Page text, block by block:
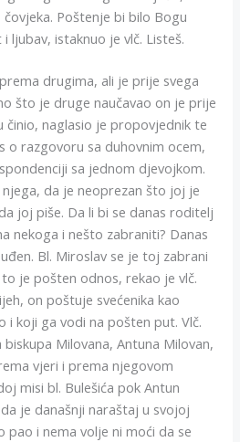
Poštenje bi bilo Bogu
ljubav, istaknuo je vlč. Listeš.
drugima, ali je prije svega
što je druge naučavao on je prije
činio, naglasio je propovjednik te
o razgovoru sa duhovnim ocem,
sa jednom djevojkom.
da je neoprezan što joj je
joj piše. Da li bi se danas roditelj
nekoga i nešto zabraniti? Danas
Bl. Miroslav se je toj zabrani
je pošten odnos, rekao je vlč.
on poštuje svećenika kao
i koji ga vodi na pošten put. Vlč.
Milovana, Antuna Milovan,
vjeri i prema njegovom
misi bl. Bulešića pok Antun
je današnji naraštaj u svojoj
i nema volje ni moći da se